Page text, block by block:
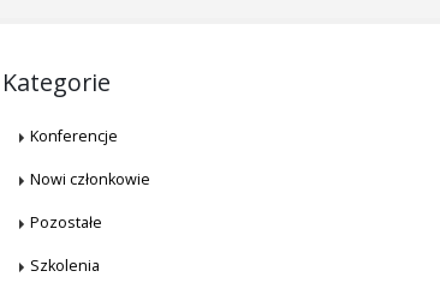
Kategorie
Konferencje
Nowi członkowie
Pozostałe
Szkolenia